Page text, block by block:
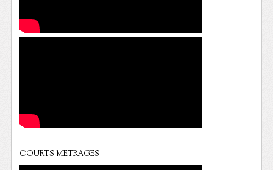
COURTS METRAGES